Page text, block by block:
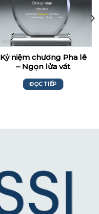
Kỷ niệm chương Pha lê
– Ngọn lửa vát
ĐỌC TIẾP